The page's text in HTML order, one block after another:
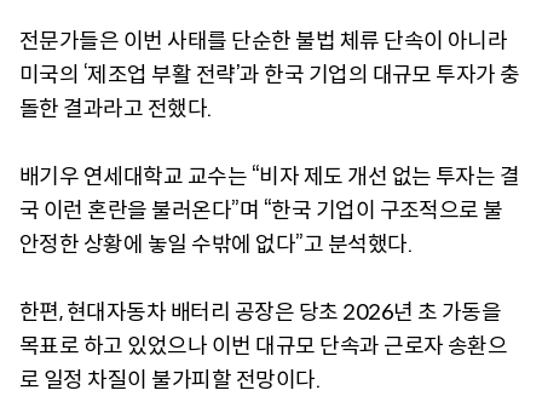
전문가들은 이번 사태를 단순한 불법 체류 단속이 아니라
미국의 ‘제조업 부활 전략’과 한국 기업의 대규모 투자가 충
돌한 결과라고 전했다.
배기우 연세대학교 교수는 “비자 제도 개선 없는 투자는 결
국 이런 혼란을 불러온다”며 “한국 기업이 구조적으로 불
안정한 상황에 놓일 수밖에 없다”고 분석했다.
한편, 현대자동차 배터리 공장은 당초 2026년 초 가동을
목표로 하고 있었으나 이번 대규모 단속과 근로자 송환으
로 일정 차질이 불가피할 전망이다.